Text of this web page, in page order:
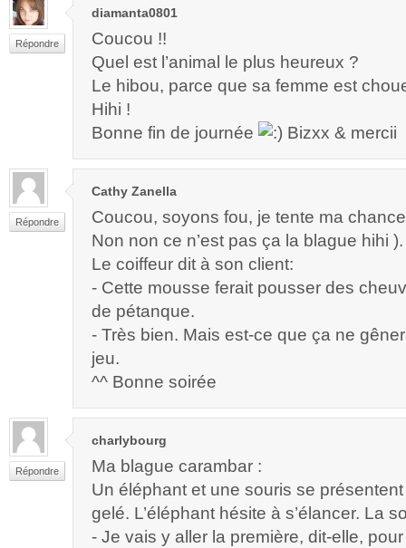
Répondre
diamanta0801
Coucou !!
Quel est l’animal le plus heureux ?
Le hibou, parce que sa femme est
Hihi !
Bonne fin de journée
Bizxx & mercii
Répondre
Cathy Zanella
Coucou, soyons fou, je tente ma
Non non ce n’est pas ça la blague hihi ).
Le coiffeur dit à son client:
- Cette mousse ferait pousser des
de pétanque.
- Très bien. Mais est-ce que ça ne
jeu.
^^ Bonne soirée
Répondre
charlybourg
Ma blague carambar :
Un éléphant et une souris se présentent
gelé. L’éléphant hésite à s’élancer. La
- Je vais y aller la première, dit-elle,